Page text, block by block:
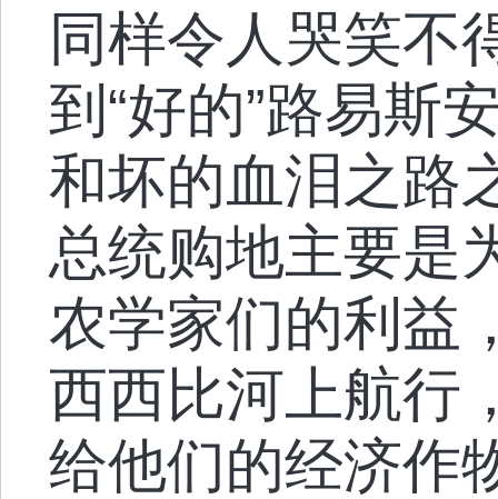
同样令人哭笑不
到“好的”路易斯
和坏的血泪之路
总统购地主要是
农学家们的利益
西西比河上航行
给他们的经济作